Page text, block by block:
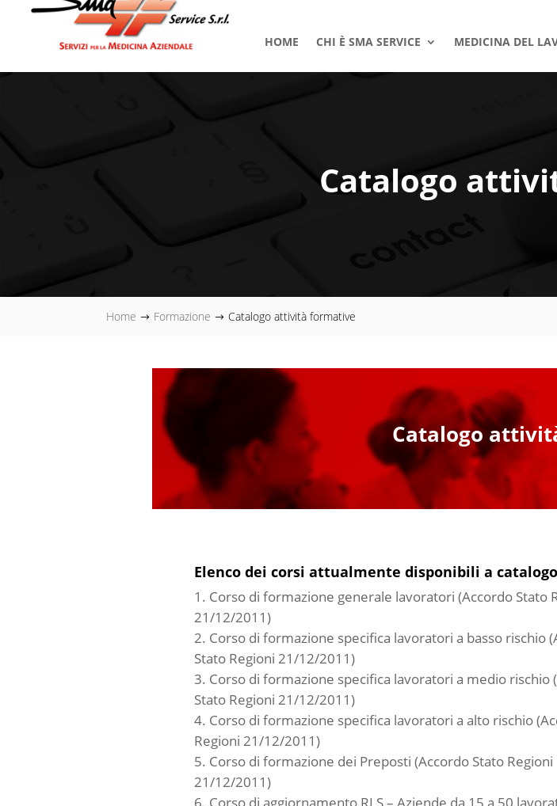
HOME CHI È SMA SERVICE MEDICINA DEL
Catalogo
Home $ Formazione $ Catalogo attività formative
Catalogo
Elenco dei corsi attualmente disponibili a catalogo
Corso di formazione generale lavoratori (Accordo Stato
21/12/2011)
Corso di formazione specifica lavoratori a basso rischio
Stato Regioni 21/12/2011)
Corso di formazione specifica lavoratori a medio rischio
Stato Regioni 21/12/2011)
Corso di formazione specifica lavoratori a alto rischio
Regioni 21/12/2011)
Corso di formazione dei Preposti (Accordo Stato Regioni
21/12/2011)